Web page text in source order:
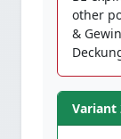
other
&
Variant